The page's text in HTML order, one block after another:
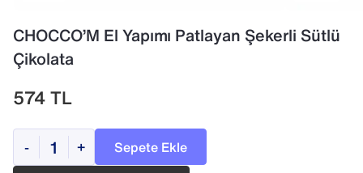
CHOCCO’M El Yapımı Patlayan Şekerli Sütlü
Çikolata
574TL
- +
Sepete Ekle